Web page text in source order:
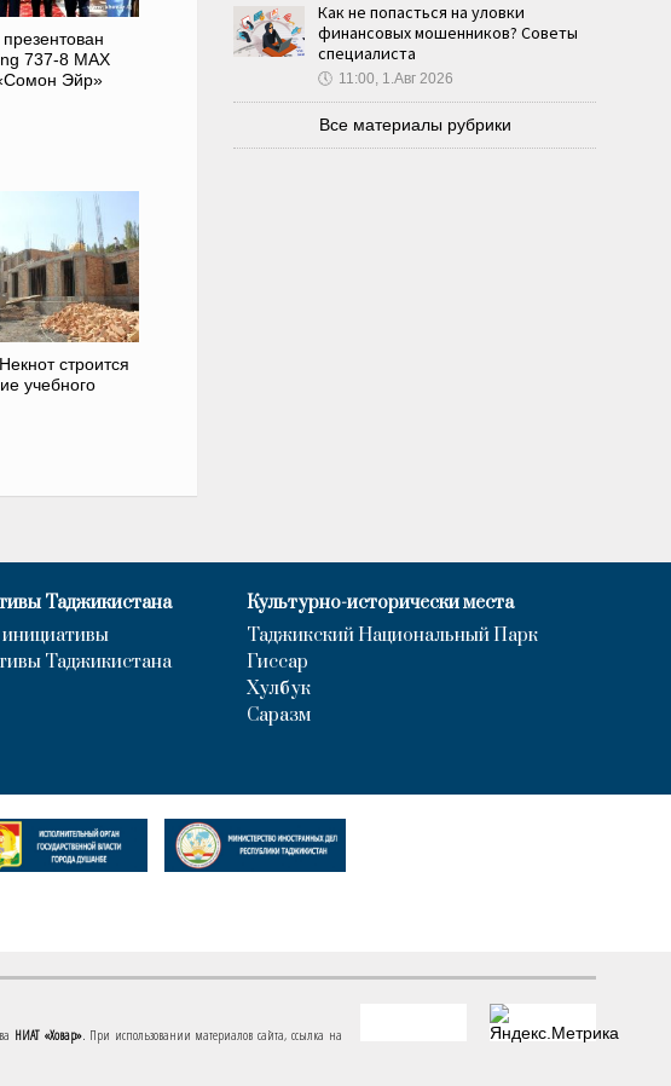
737-8 MAX
Эйр»
строится
учебного
Как не попасться на уловки
финансовых мошенников? Советы
специалиста
🕔 11:00, 1.Авг 2026
Все материалы рубрики
Таджикистана
Таджикистана
Культурно-исторически места
Таджикский Национальный Парк
Гиссар
Хулбук
Саразм
НИАТ «Ховар». При использовании материалов сайта, ссылка на